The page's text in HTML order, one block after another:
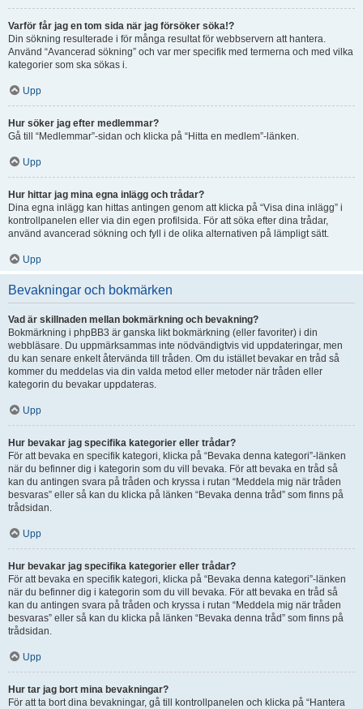
Varför får jag en tom sida när jag försöker söka!?
Din sökning resulterade i för många resultat för webbservern att hantera.
Använd “Avancerad sökning” och var mer specifik med termerna och med vilka
kategorier som ska sökas i.
Upp
Hur söker jag efter medlemmar?
Gå till “Medlemmar”-sidan och klicka på “Hitta en medlem”-länken.
Upp
Hur hittar jag mina egna inlägg och trådar?
Dina egna inlägg kan hittas antingen genom att klicka på “Visa dina inlägg” i
kontrollpanelen eller via din egen profilsida. För att söka efter dina trådar,
använd avancerad sökning och fyll i de olika alternativen på lämpligt sätt.
Upp
Bevakningar och bokmärken
Vad är skillnaden mellan bokmärkning och bevakning?
Bokmärkning i phpBB3 är ganska likt bokmärkning (eller favoriter) i din
webbläsare. Du uppmärksammas inte nödvändigtvis vid uppdateringar, men
du kan senare enkelt återvända till tråden. Om du istället bevakar en tråd så
kommer du meddelas via din valda metod eller metoder när tråden eller
kategorin du bevakar uppdateras.
Upp
Hur bevakar jag specifika kategorier eller trådar?
För att bevaka en specifik kategori, klicka på “Bevaka denna kategori”-länken
när du befinner dig i kategorin som du vill bevaka. För att bevaka en tråd så
kan du antingen svara på tråden och kryssa i rutan “Meddela mig när tråden
besvaras” eller så kan du klicka på länken “Bevaka denna tråd” som finns på
trådsidan.
Upp
Hur bevakar jag specifika kategorier eller trådar?
För att bevaka en specifik kategori, klicka på “Bevaka denna kategori”-länken
när du befinner dig i kategorin som du vill bevaka. För att bevaka en tråd så
kan du antingen svara på tråden och kryssa i rutan “Meddela mig när tråden
besvaras” eller så kan du klicka på länken “Bevaka denna tråd” som finns på
trådsidan.
Upp
Hur tar jag bort mina bevakningar?
För att ta bort dina bevakningar, gå till kontrollpanelen och klicka på “Hantera